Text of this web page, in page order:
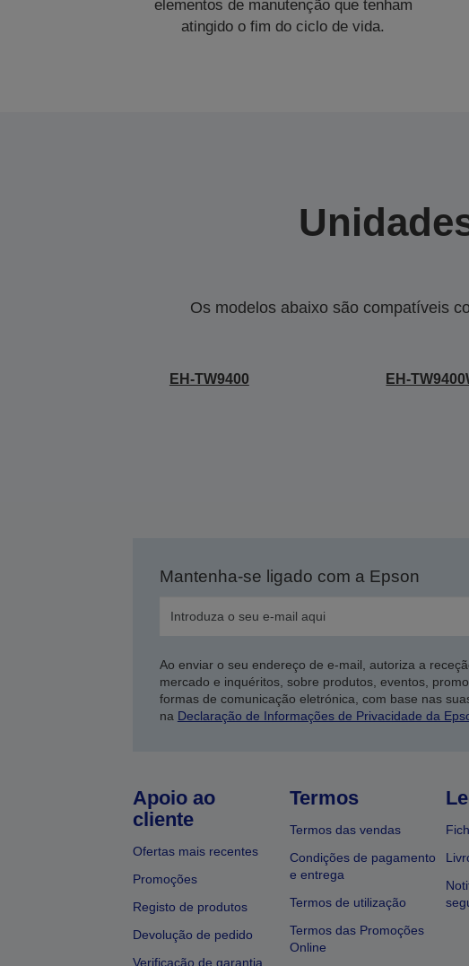
elementos de manutenção que tenham
atingido o fim do ciclo de vida.
Os modelos abaixo são compatíveis
EH-TW9400 EH-
Mantenha-se ligado com a Epson
Ao enviar o seu endereço de e-mail, autoriza a
mercado e inquéritos, sobre produtos, eventos,
formas de comunicação eletrónica, com base nas
na Declaração de Informações de Privacidade da
Apoio ao
cliente
Ofertas mais recentes
Promoções
Registo de produtos
Devolução de pedido
Verificação de garantia
Termos
Termos das vendas
Condições de pagamento
e entrega
Termos de utilização
Termos das Promoções
Online